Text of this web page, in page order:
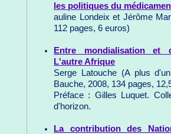
les politiques du
auline Londeix et Jérôme
112 pages, 6 euros)
Entre mondialisation et
L'autre Afrique
Serge Latouche (A plus
Bauche, 2008, 134 pages,
Préface : Gilles Luquet.
d'horizon.
La contribution des